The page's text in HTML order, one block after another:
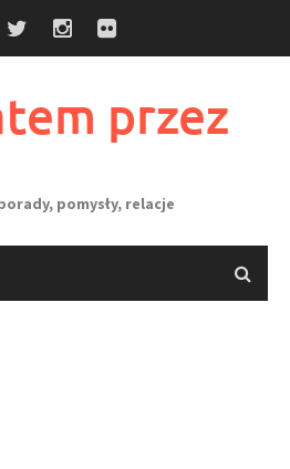
przez
pomysły, relacje